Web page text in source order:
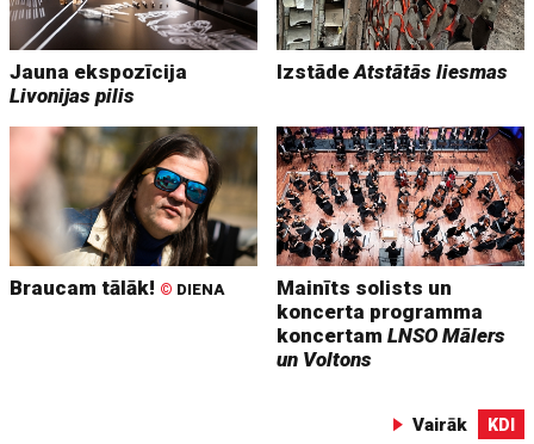
Jauna ekspozīcija
Livonijas pilis
IzstādeAtstātās liesmas
Braucam tālāk! © DIENA
Mainīts solists un
koncerta programma
koncertamLNSO Mālers
un Voltons
Vairāk KDI